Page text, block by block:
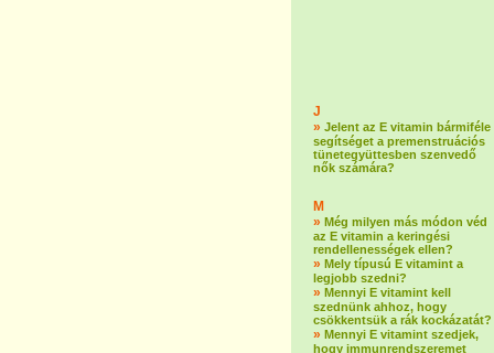
J
» Jelent az E vitamin bármiféle
segítséget a premenstruációs
tünetegyüttesben szenvedő
nők számára?
M
» Még milyen más módon véd
az E vitamin a keringési
rendellenességek ellen?
» Mely típusú E vitamint a
legjobb szedni?
» Mennyi E vitamint kell
szednünk ahhoz, hogy
csökkentsük a rák kockázatát?
» Mennyi E vitamint szedjek,
hogy immunrendszeremet